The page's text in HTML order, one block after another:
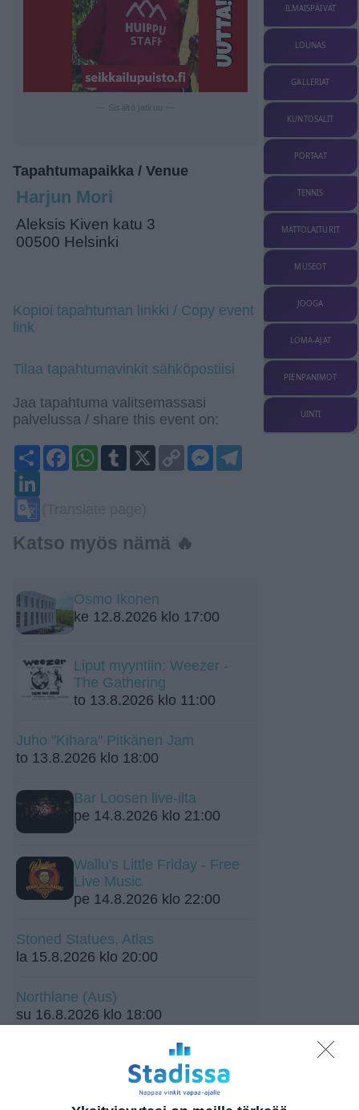
Tapahtumapaikka / Venue
Harjun Mori
Aleksis Kiven katu 3
00500 Helsinki
Kopioi tapahtuman linkki / Copy event
link
Tilaa tapahtumavinkit sähköpostiisi
Jaa tapahtuma valitsemassasi
palvelussa / share this event on:
ShareFacebook
WhatsApp
Tumblr
Copy
Link
Messenger
Katso myös nämä 🔥
Osmo Ikonen
ke 12.8.2026 klo 17:00
Liput myyntiin: Weezer -
The Gathering
to 13.8.2026 klo 11:00
Juho "Kihara" Pitkänen Jam
to 13.8.2026 klo 18:00
Bar Loosen live-ilta
pe 14.8.2026 klo 21:00
Wallu's Little Friday - Free
Live Music
pe 14.8.2026 klo 22:00
Stoned Statues, Atlas
la 15.8.2026 klo 20:00
Northlane (Aus)
su 16.8.2026 klo 18:00
Mendo Monday
ma 17.8.2026 klo 19:00
ILMAISPÄIVÄT
LOUNAS
GALLERIAT
KUNTOSALIT
PORTAAT
TENNIS
MATTOLAITURIT
MUSEOT
JOOGA
LOMA-AJAT
PIENPANIMOT
UINTI